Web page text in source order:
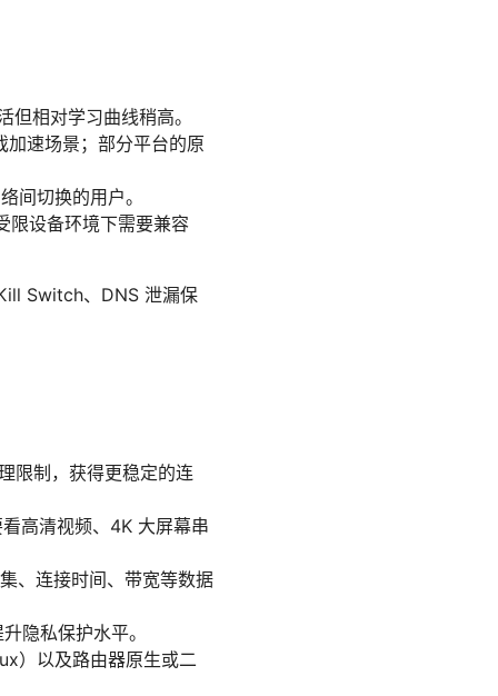
相对学习曲线稍高。
速场景；部分平台的原
间切换的用户。
限设备环境下需要兼容
Switch、DNS 泄漏保
限制，获得更稳定的连
高清视频、4K 大屏幕串
、连接时间、带宽等数据
隐私保护水平。
）以及路由器原生或二